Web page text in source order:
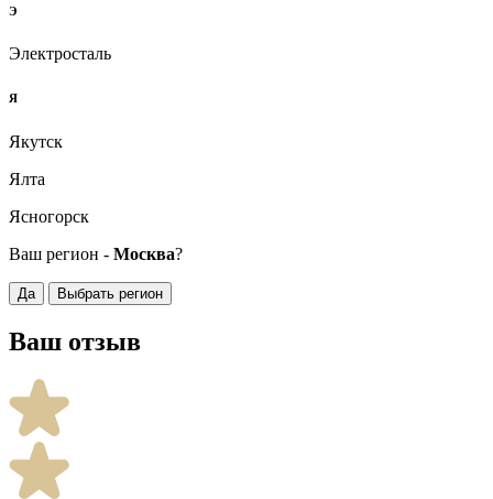
Э
Электросталь
Я
Якутск
Ялта
Ясногорск
Ваш регион - Москва?
Да Выбрать регион
Ваш отзыв